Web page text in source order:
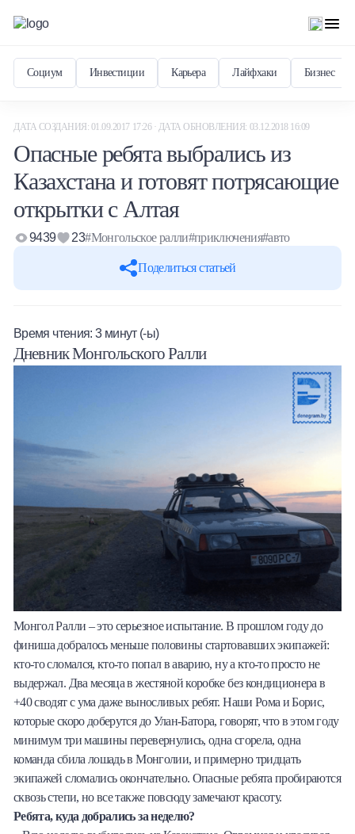
Социум Инвестиции Карьера Лайфхаки Бизнес
Премиальный сервис Prime Line
Мобильный банк MOBY
Потребительский кредит
Карта КАКТУС
Продукты для Бизнеса
ДАТА СОЗДАНИЯ: 01.09.2017 17:26 · ДАТА ОБНОВЛЕНИЯ: 03.12.2018 16:09
Опасные ребята выбрались из
Казахстана и готовят потрясающие
открытки с Алтая
Поделиться статьей
9439 23#Монгольское ралли#приключения#авто
Время чтения:3 минут (-ы)
Дневник Монгольского Ралли
Монгол Ралли – это серьезное испытание. В прошлом году до
финиша добралось меньше половины стартовавших экипажей:
кто-то сломался, кто-то попал в аварию, ну а кто-то просто не
выдержал. Два месяца в жестяной коробке без кондиционера в
+40 сводят с ума даже выносливых ребят. Наши Рома и Борис,
которые скоро доберутся до Улан-Батора, говорят, что в этом году
минимум три машины перевернулись, одна сгорела, одна
команда сбила лошадь в Монголии, и примерно тридцать
экипажей сломались окончательно. Опасные ребята пробираются
сквозь степи, но все также повсюду замечают красоту.
Ребята, куда добрались за неделю?